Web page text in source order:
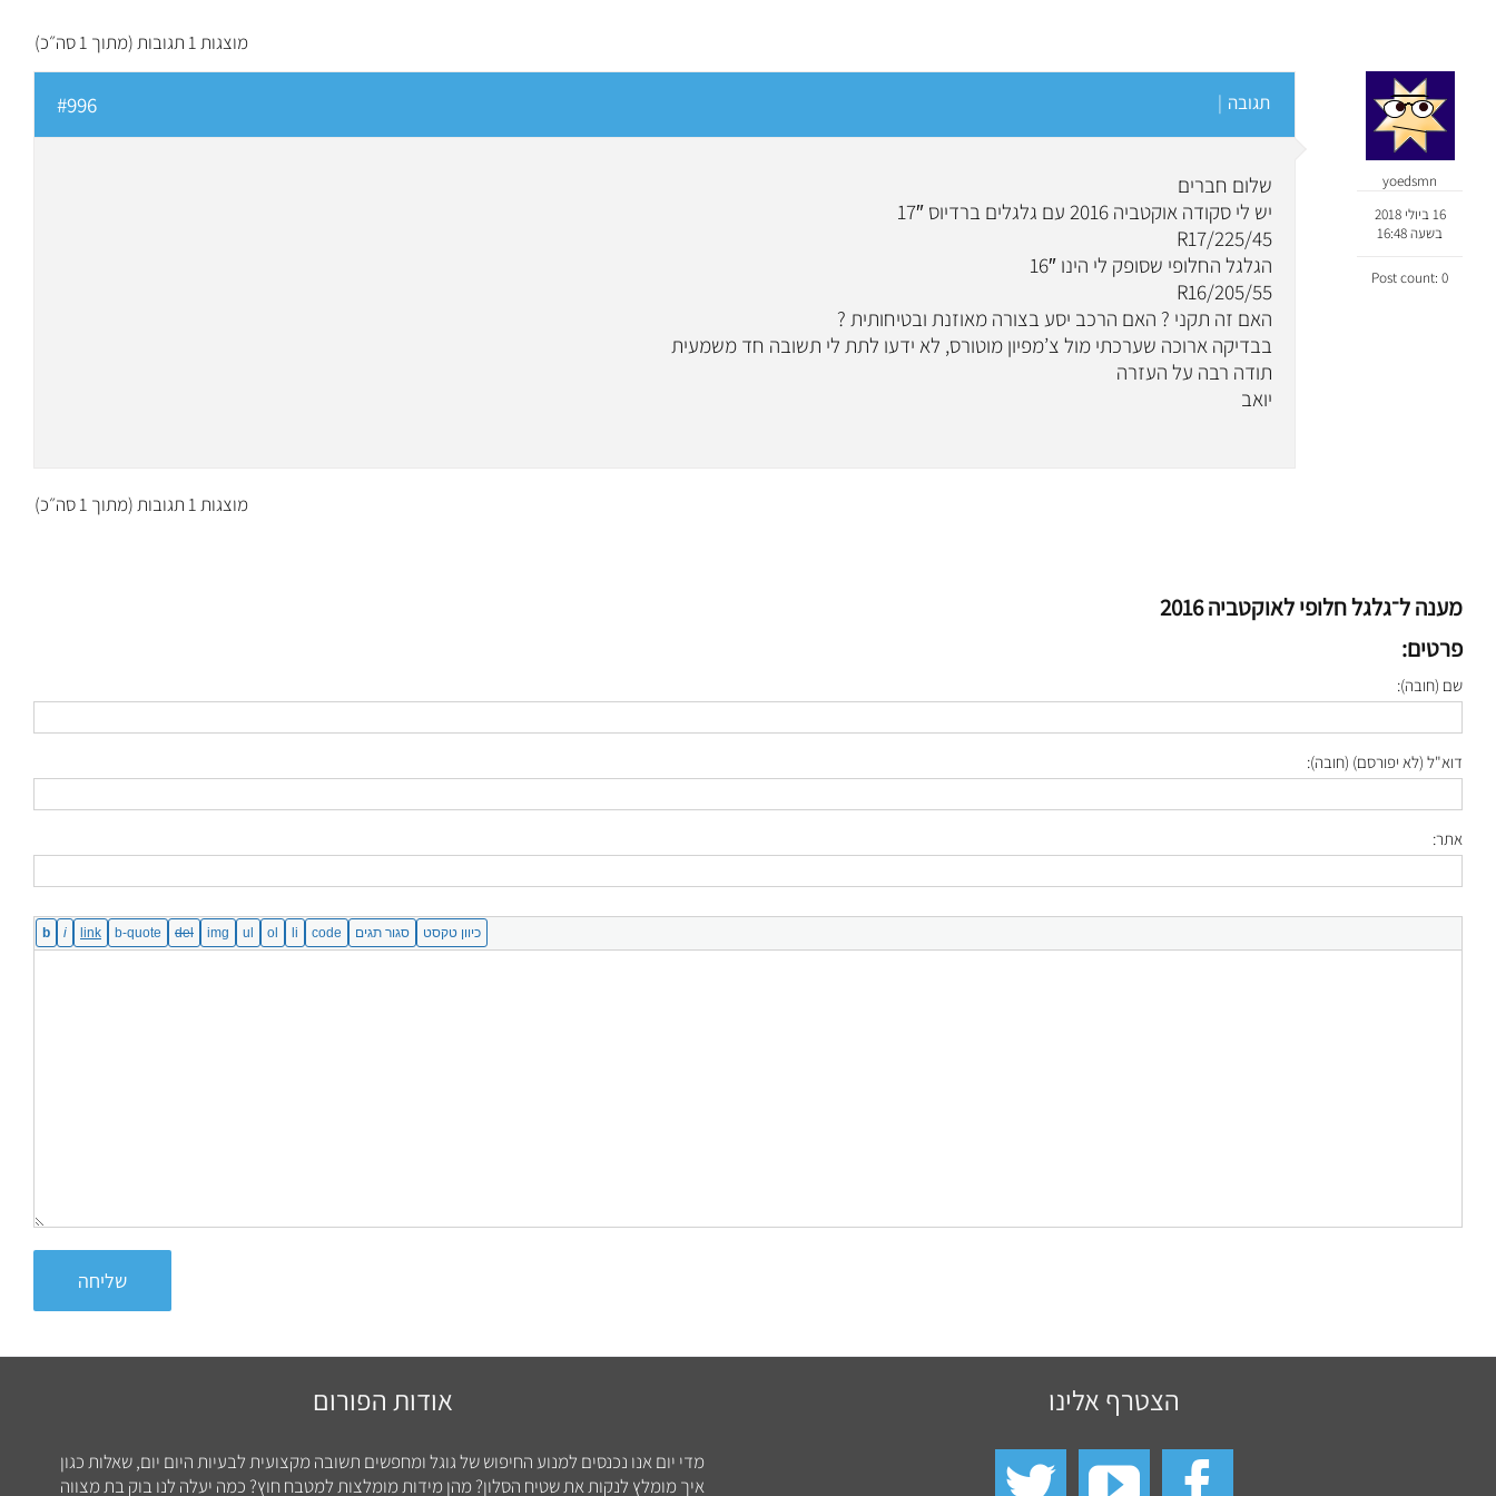
מוצגות 1 תגובות (מתוך 1 סה״כ)
yoedsmn
16 ביולי 2018
בשעה 16:48
Post count: 0
#996 תגובה |
שלום חברים
יש לי סקודה אוקטביה 2016 עם גלגלים ברדיוס 17″
225/45/R17
הגלגל החלופי שסופק לי הינו 16″
205/55/R16
האם זה תקני ? האם הרכב יסע בצורה מאוזנת ובטיחותית ?
בבדיקה ארוכה שערכתי מול צ’מפיון מוטורס, לא ידעו לתת לי תשובה חד משמעית
תודה רבה על העזרה
יואב
מוצגות 1 תגובות (מתוך 1 סה״כ)
מענה ל־גלגל חלופי לאוקטביה 2016
פרטים:
שם (חובה):
דוא"ל (לא יפורסם) (חובה):
אתר:
שליחה
הצטרף אלינו אודות הפורום
מדי יום אנו נכנסים למנוע החיפוש של גוגל ומחפשים תשובה מקצועית לבעיות היום יום, שאלות כגון
איך מומלץ לנקות את שטיח הסלון? מהן מידות מומלצות למטבח חוץ? כמה יעלה לנו בוק בת מצווה